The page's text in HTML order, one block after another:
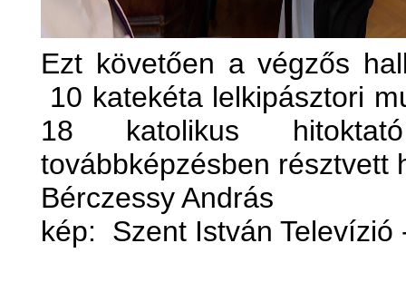
Ezt követően a végzős
10 katekéta lelkipásztori
18 katolikus
továbbképzésben résztvett
Bérczessy András
kép: Szent István Televízió